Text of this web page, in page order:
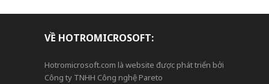
VỀ HOTROMICROSOFT:
Hotromicrosoft.com là website được phát triển bởi
Công ty TNHH Công nghệ Pareto